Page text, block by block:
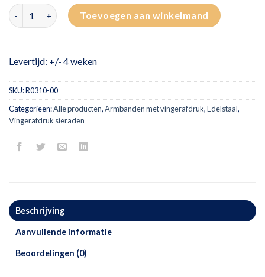
Edelstalen stijve armband met vingerafdruk aantal
Toevoegen aan winkelmand
Levertijd: +/- 4 weken
SKU:R0310-00
Categorieën:Alle producten,Armbanden met vingerafdruk,Edelstaal,
Vingerafdruk sieraden
Beschrijving
Aanvullende informatie
Beoordelingen (0)